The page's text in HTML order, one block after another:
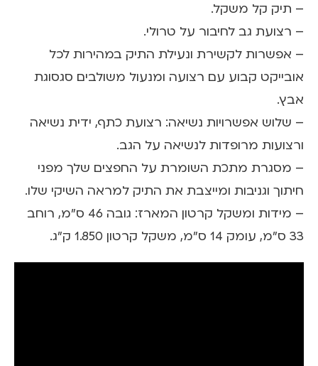
– תיק קל משקל.
– רצועת גב לחיבור על טרולי.
– אפשרות לקשירת ונעילת התיק במהירות לכל
אובייקט קבוע עם רצועה ומנעול משולבים סגסוגת
אבץ.
– שלוש אפשרויות נשיאה: רצועת כתף, ידית נשיאה
ורצועות מרופדות לנשיאה על הגב.
– מסגרת מתכת השומרת על החפצים שלך מפני
חיתוך וגניבות ומייצבת את התיק למראה השיקי שלו.
– מידות ומשקל קרטון המארז: גובה 46 ס"מ, רוחב
33 ס"מ, עומק 14 ס"מ, משקל קרטון 1.850 ק"ג.